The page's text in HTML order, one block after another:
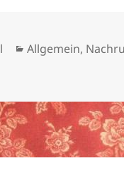
Kategorien
Allgemein,